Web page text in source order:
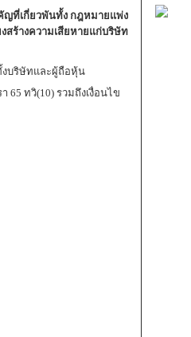
ญที่เกี่ยวพันทั้ง กฎหมายแพ่ง
สร้างความเสียหายแก่บริษัท
งบริษัทและผู้ถือหุ้น
65 ทวิ(10) รวมถึงเงื่อนไข